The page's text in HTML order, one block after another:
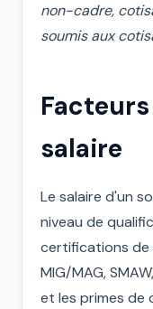
non-cadre,
soumis aux
salaire
Le salaire d'un
niveau de
certifications de
MIG/MAG,
et les primes de